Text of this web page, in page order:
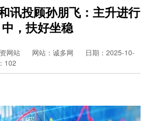
讯投顾孙朋飞：主升进行
中，扶好坐稳
网站 网站：诚多网
日期：2025-10-
102